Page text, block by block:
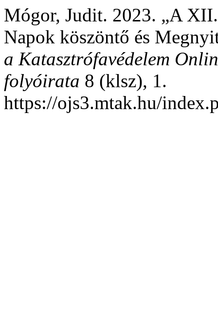
Mógor, Judit. 2023. „A
Napok köszöntő és
a Katasztrófavédelem
folyóirata 8 (klsz), 1.
https://ojs3.mtak.hu/